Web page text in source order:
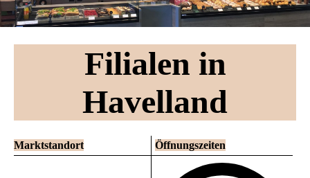
Filialen in
Havelland
Marktstandort Öffnungszeiten